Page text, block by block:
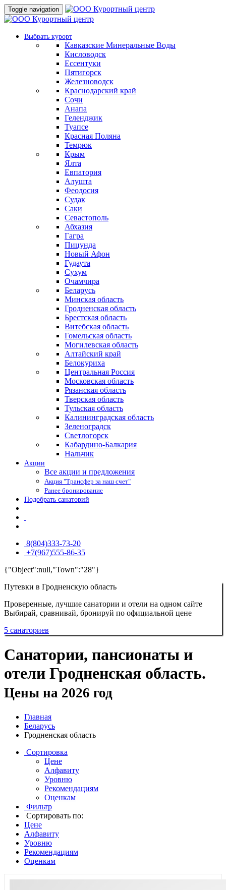
Toggle navigation
Выбрать курорт
Кавказские Минеральные Воды
Кисловодск
Ессентуки
Пятигорск
Железноводск
Краснодарский край
Сочи
Анапа
Геленджик
Туапсе
Красная Поляна
Темрюк
Крым
Ялта
Евпатория
Алушта
Феодосия
Судак
Саки
Севастополь
Абхазия
Гагра
Пицунда
Новый Афон
Гудаута
Сухум
Очамчира
Беларусь
Минская область
Гродненская область
Брестская область
Витебская область
Гомельская область
Могилевская область
Алтайский край
Белокуриха
Центральная Россия
Московская область
Рязанская область
Тверская область
Тульская область
Калининградская область
Зеленоградск
Светлогорск
Кабардино-Балкария
Нальчик
Акции
Все акции и предложения
Акция "Трансфер за наш счет"
Ранее бронирование
Подобрать санаторий
8(804)333-73-20
+7(967)555-86-35
{"Object":null,"Town":"28"}
Путевки в Гродненскую область
Проверенные, лучшие санатории и отели на одном сайте
Выбирай, сравнивай, бронируй по официальной цене
5 санаториев
Санатории, пансионаты и
отели Гродненская область.
Цены на 2026 год
Главная
Беларусь
Гродненская область
Сортировка
Цене
Алфавиту
Уровню
Рекомендациям
Оценкам
Фильтр
Сортировать по:
Цене
Алфавиту
Уровню
Рекомендациям
Оценкам